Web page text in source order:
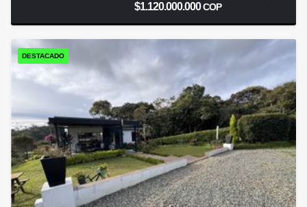
$1.120.000.000COP
DESTACADO